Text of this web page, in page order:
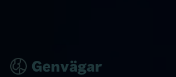
Genvägar